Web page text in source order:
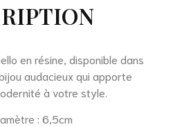
en résine, disponible dans
audacieux qui apporte
à votre style.
: 6,5cm